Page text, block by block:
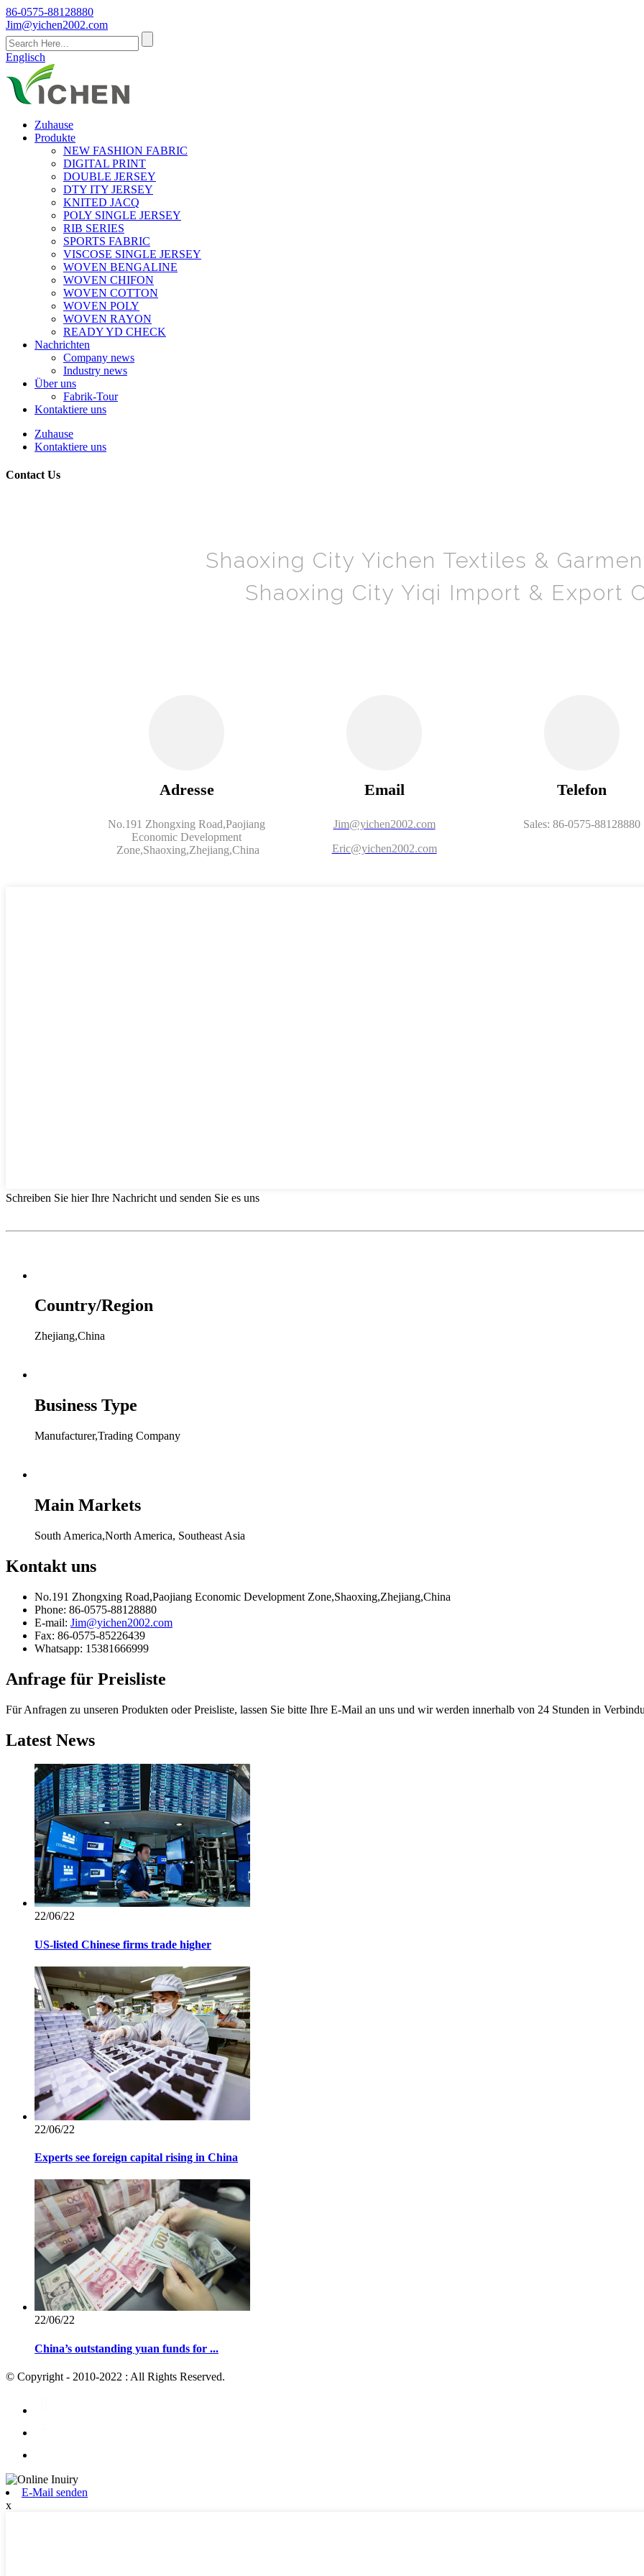
86-0575-88128880
Jim@yichen2002.com
Englisch
Zuhause
Produkte
NEW FASHION FABRIC
DIGITAL PRINT
DOUBLE JERSEY
DTY ITY JERSEY
KNITED JACQ
POLY SINGLE JERSEY
RIB SERIES
SPORTS FABRIC
VISCOSE SINGLE JERSEY
WOVEN BENGALINE
WOVEN CHIFON
WOVEN COTTON
WOVEN POLY
WOVEN RAYON
READY YD CHECK
Nachrichten
Company news
Industry news
Über uns
Fabrik-Tour
Kontaktiere uns
Zuhause
Kontaktiere uns
Contact Us
Shaoxing City Yichen Textiles &
Shaoxing City Yiqi Import & Export
Adresse
No.191 Zhongxing Road,Paojiang
Economic Development
Zone,Shaoxing,Zhejiang,China
Email
Jim@yichen2002.com
Eric@yichen2002.com
Telefon
Sales: 86-0575-88128880
Schreiben Sie hier Ihre Nachricht und senden Sie es uns
Country/Region
Zhejiang,China
Business Type
Manufacturer,Trading Company
Main Markets
South America,North America, Southeast Asia
Kontakt uns
No.191 Zhongxing Road,Paojiang Economic Development Zone,Shaoxing,Zhejiang,China
Phone: 86-0575-88128880
E-mail: Jim@yichen2002.com
Fax: 86-0575-85226439
Whatsapp: 15381666999
Anfrage für Preisliste
Für Anfragen zu unseren Produkten oder Preisliste, lassen Sie bitte Ihre E-Mail an uns und wir werden innerhalb von 24 Stunden in
Latest News
22/06/22
US-listed Chinese firms trade higher
22/06/22
Experts see foreign capital rising in China
22/06/22
China’s outstanding yuan funds for ...
© Copyright - 2010-2022 : All Rights Reserved.
E-Mail senden
x